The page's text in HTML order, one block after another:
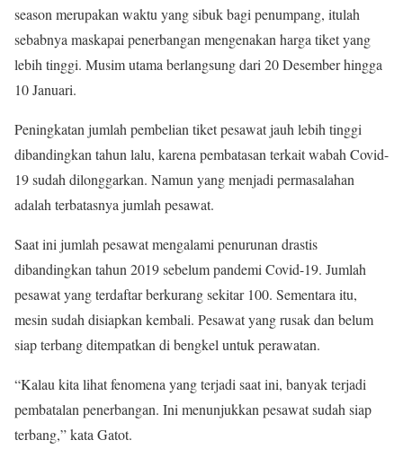
season merupakan waktu yang sibuk bagi penumpang, itulah
sebabnya maskapai penerbangan mengenakan harga tiket yang
lebih tinggi. Musim utama berlangsung dari 20 Desember hingga
10 Januari.
Peningkatan jumlah pembelian tiket pesawat jauh lebih tinggi
dibandingkan tahun lalu, karena pembatasan terkait wabah Covid-
19 sudah dilonggarkan. Namun yang menjadi permasalahan
adalah terbatasnya jumlah pesawat.
Saat ini jumlah pesawat mengalami penurunan drastis
dibandingkan tahun 2019 sebelum pandemi Covid-19. Jumlah
pesawat yang terdaftar berkurang sekitar 100. Sementara itu,
mesin sudah disiapkan kembali. Pesawat yang rusak dan belum
siap terbang ditempatkan di bengkel untuk perawatan.
“Kalau kita lihat fenomena yang terjadi saat ini, banyak terjadi
pembatalan penerbangan. Ini menunjukkan pesawat sudah siap
terbang,” kata Gatot.